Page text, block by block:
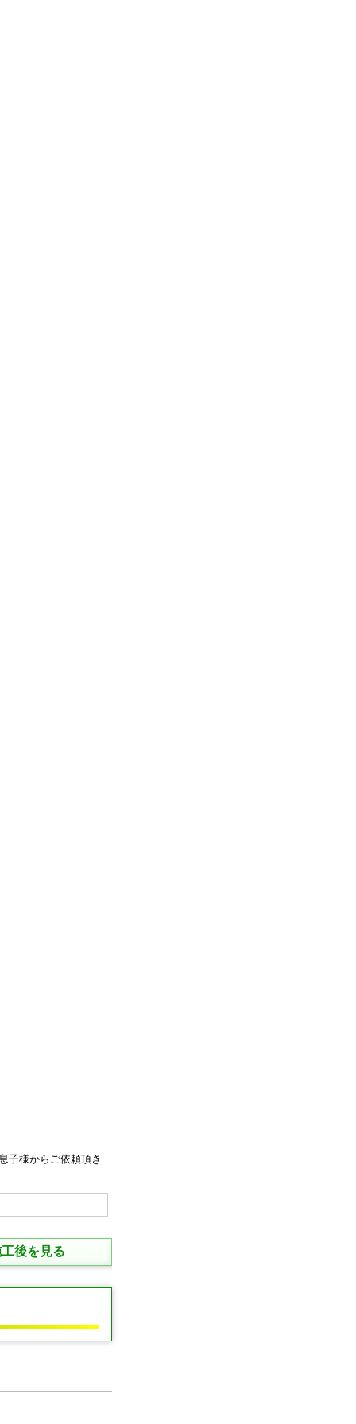
子様からご依頼頂き
後を見る